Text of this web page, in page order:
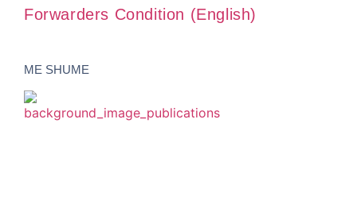
Forwarders Condition (English)
ME SHUME